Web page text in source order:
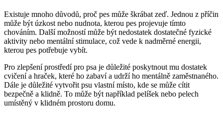
Existuje mnoho důvodů, proč pes může škrábat zeď. Jednou z příčin
může být úzkost nebo nudnota, kterou pes projevuje tímto
chováním. Další možností může být nedostatek dostatečné fyzické
aktivity nebo mentální stimulace, což vede k nadměrné energii,
kterou pes potřebuje vybít.
Pro zlepšení prostředí pro psa je důležité poskytnout mu dostatek
cvičení a hraček, které ho zabaví a udrží ho mentálně zaměstnaného.
Dále je důležité vytvořit psu vlastní místo, kde se může cítit
bezpečně a klidně. To může být například pelíšek nebo pelech
umístěný v klidném prostoru domu.